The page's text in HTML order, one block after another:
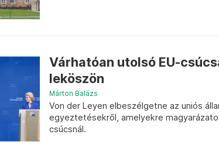
Várhatóan utolsó EU-
leköszön
Márton Balázs
Von der Leyen elbeszélgetne az uniós
egyeztetésekről, amelyekre
csúcsnál.